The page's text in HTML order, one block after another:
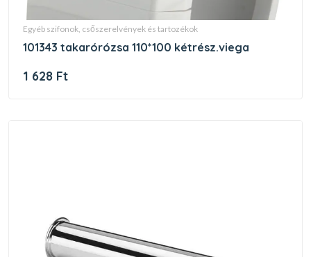
egyéb szifonok, csőszerelvények és tartozékok
101343 takarórózsa 110*100 kétrész.viega
1 628 Ft